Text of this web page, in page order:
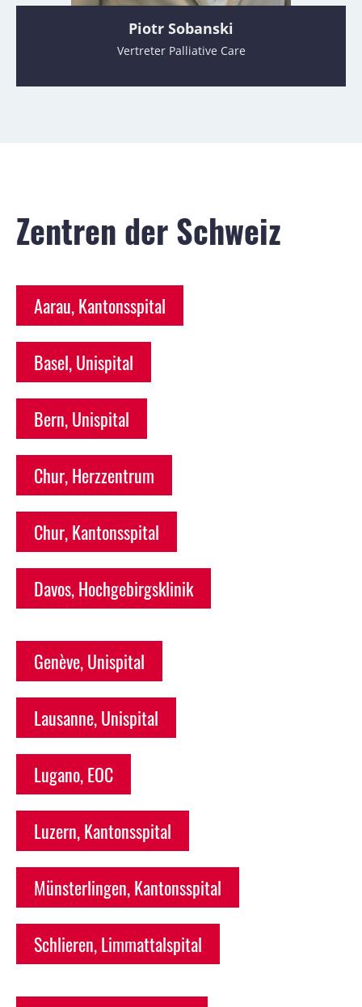
Piotr Sobanski
Vertreter Palliative Care
Zentren der Schweiz
Aarau, Kantonsspital
Basel, Unispital
Bern, Unispital
Chur, Herzzentrum
Chur, Kantonsspital
Davos, Hochgebirgsklinik
Genève, Unispital
Lausanne, Unispital
Lugano, EOC
Luzern, Kantonsspital
Münsterlingen, Kantonsspital
Schlieren, Limmattalspital